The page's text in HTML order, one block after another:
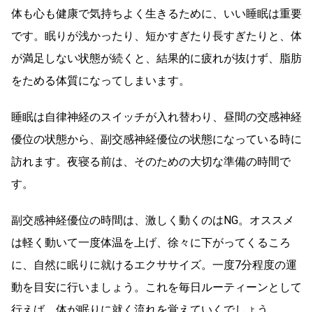
体も心も健康で気持ちよく生きるために、いい睡眠は重要
です。眠りが浅かったり、短かすぎたり長すぎたりと、体
が満足しない状態が続くと、結果的に疲れが抜けず、脂肪
をためる体質になってしまいます。
睡眠は自律神経のスイッチが入れ替わり、昼間の交感神経
優位の状態から、副交感神経優位の状態になっている時に
訪れます。夜寝る前は、そのための大切な準備の時間で
す。
副交感神経優位の時間は、激しく動くのはNG。オススメ
は軽く動いて一度体温を上げ、徐々に下がってくるころ
に、自然に眠りに就けるエクササイズ。一度7分程度の運
動を目安に行いましょう。これを毎日ルーティーンとして